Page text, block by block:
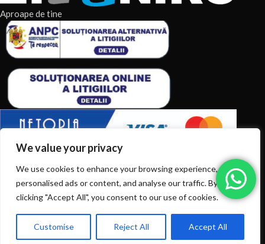
We value your privacy
We use cookies to enhance your browsing experience, serve
personalised ads or content, and analyse our traffic. By
clicking "Accept All", you consent to our use of cookies.
Customise Reject All Accept All
Ai intrebări? Sună la: +40720366616
Aproape de tine
ARTICOLE RECENTE
TERMENI & CONDITII
CATEGORII DE PRODUSE
0